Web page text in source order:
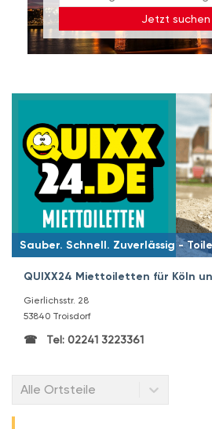
Jetzt suchen
Sauber. Schnell. Zuverlässig -
QUIXX24 Miettoiletten für Köln
Gierlichsstr. 28
53840 Troisdorf
Tel: 02241 3223361
Alle Ortsteile